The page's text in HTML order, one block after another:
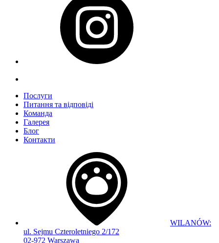
Послуги
Питання та відповіді
Команда
Галерея
Блог
Контакти
WILANÓW:
ul. Sejmu Czteroletniego 2/172
02-972 Warszawa